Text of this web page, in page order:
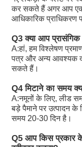
R902225083
कर सकते हैं अगर आप
आधिकारिक प्राधिकरण
Q3 क्या आप
A:हां, हम विश्लेषण
पत्र और अन्य आवश्यक
सकते हैं।
Q4 मिटाने का समय
A:नमूनों के लिए, लीड
बड़े पैमाने पर उत्पादन के
समय 20-30 दिन है।
Q5 आप किस प्रकार